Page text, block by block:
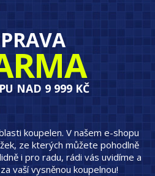
NAD 9 999 KČ
koupelen. V našem e-shopu
ze kterých můžete pohodlně
i pro radu, rádi vás uvidíme a
vaší vysněnou koupelnou!